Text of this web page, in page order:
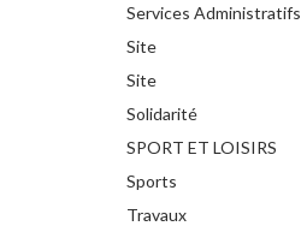
Services Administratifs
Site
Site
Solidarité
SPORT ET LOISIRS
Sports
Travaux